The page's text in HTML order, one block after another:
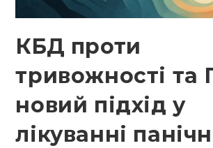
КБД проти
тривожності та
новий підхід у
лікуванні